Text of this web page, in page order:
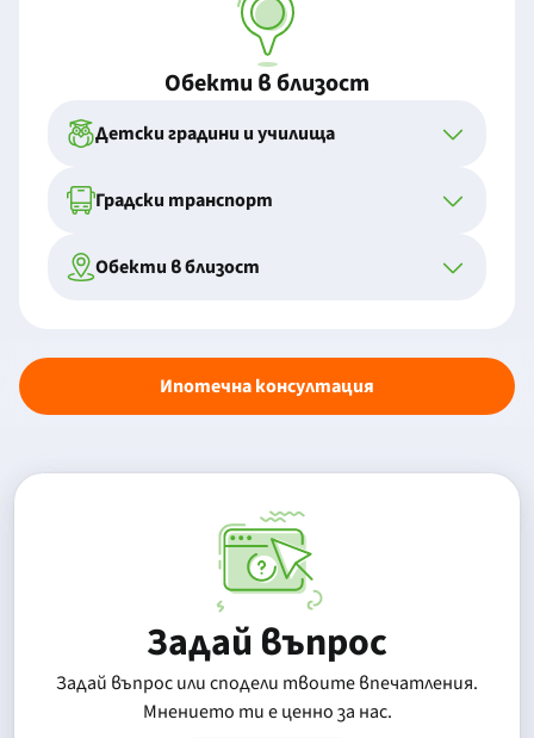
Обекти в близост
Детски градини и училища
Градски транспорт
Обекти в близост
Ипотечна консултация
Задай въпрос
Задай въпрос или сподели твоите впечатления.
Mнението ти е ценно за нас.